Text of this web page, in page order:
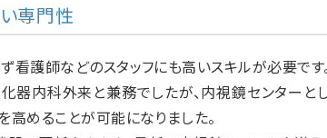
専門性
看護師などのスタッフにも高いスキルが必要です
器内科外来と兼務でしたが、内視鏡センターと
めることが可能になりました。